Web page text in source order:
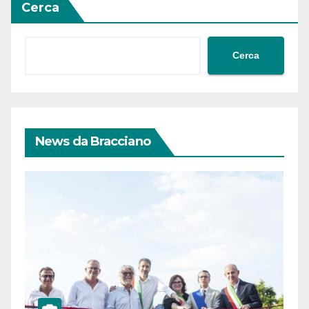
Cerca
Cerca
News da Bracciano